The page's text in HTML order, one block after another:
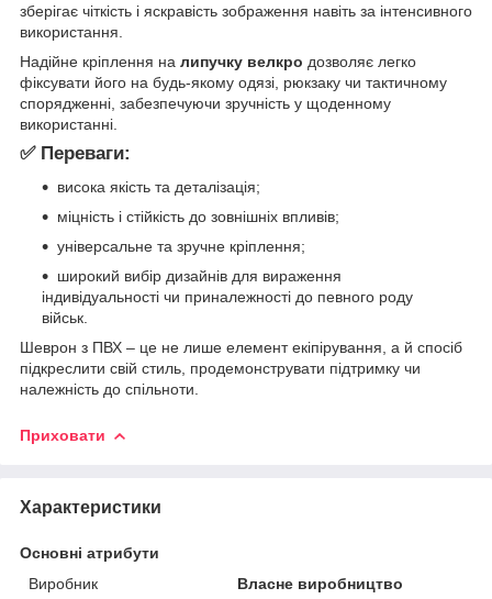
зберігає чіткість і яскравість зображення навіть за інтенсивного
використання.
Надійне кріплення на липучку велкро дозволяє легко
фіксувати його на будь-якому одязі, рюкзаку чи тактичному
спорядженні, забезпечуючи зручність у щоденному
використанні.
✅ Переваги:
висока якість та деталізація;
міцність і стійкість до зовнішніх впливів;
універсальне та зручне кріплення;
широкий вибір дизайнів для вираження
індивідуальності чи приналежності до певного роду
військ.
Шеврон з ПВХ – це не лише елемент екіпірування, а й спосіб
підкреслити свій стиль, продемонструвати підтримку чи
належність до спільноти.
Приховати
Характеристики
Основні атрибути
Виробник
Власне виробництво